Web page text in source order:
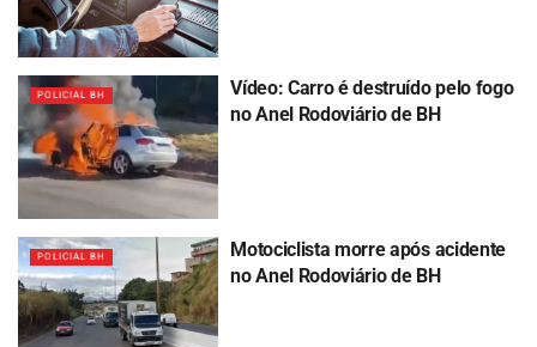
POLICIAL BH
Vídeo: Carro é destruído pelo fogo
no Anel Rodoviário de BH
POLICIAL BH
Motociclista morre após acidente
no Anel Rodoviário de BH